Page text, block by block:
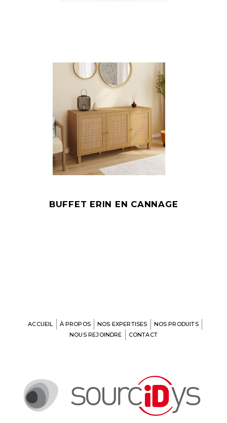
BUFFET ERIN EN CANNAGE
ACCUEIL À PROPOS NOS EXPERTISES
NOS PRODUITS
NOUS REJOINDRE
CONTACT